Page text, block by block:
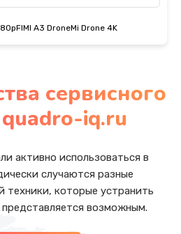
FIMI A3 DroneMi Drone 4K
сервисного
iq.ru
активно использоваться в
случаются разные
техники, которые устранить
возможным.